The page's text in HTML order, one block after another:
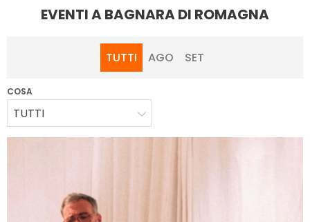
EVENTI A BAGNARA DI ROMAGNA
TUTTI AGO SET
COSA
TUTTI